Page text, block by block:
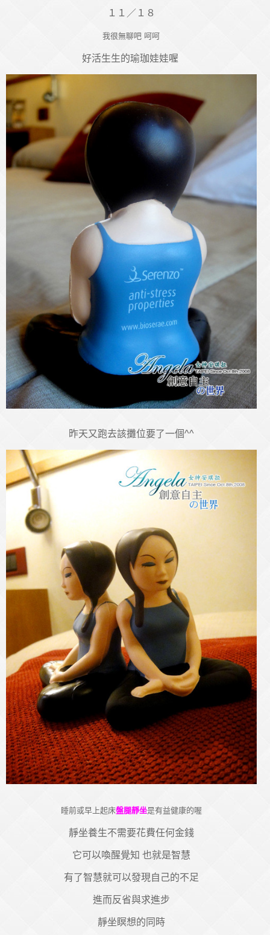
１１／１８
我很無聊吧 呵呵
好活生生的瑜珈娃娃喔
昨天又跑去該攤位要了一個^^
睡前或早上起床盤腿靜坐是有益健康的喔
靜坐養生不需要花費任何金錢
它可以喚醒覺知 也就是智慧
有了智慧就可以發現自己的不足
進而反省與求進步
靜坐瞑想的同時